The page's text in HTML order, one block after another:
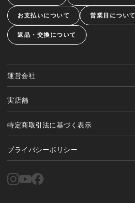
お支払いについて 営業日について
返品・交換について
運営会社
実店舗
特定商取引法に基づく表示
プライバシーポリシー